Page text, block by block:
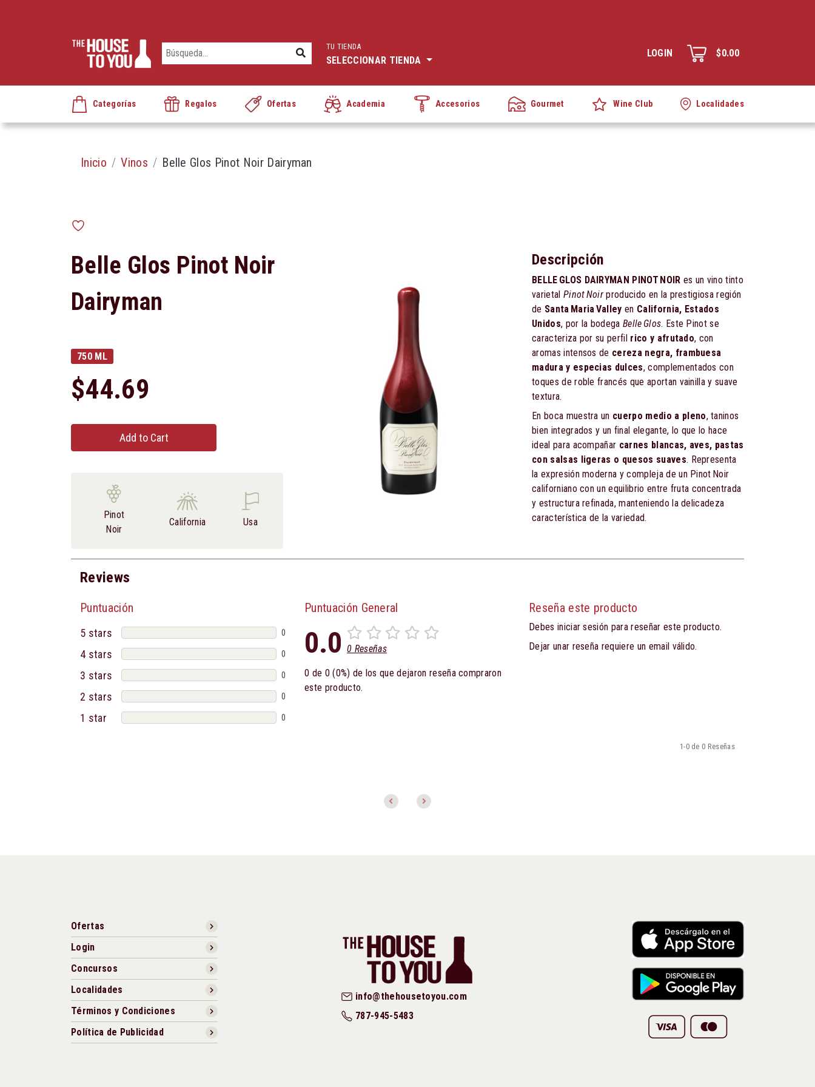
TU TIENDA
SELECCIONAR TIENDA
LOGIN $0.00
Categorías Regalos Ofertas Academia Accesorios Gourmet Wine Club Localidades
Inicio Vinos Belle Glos Pinot Noir Dairyman
Belle Glos Pinot Noir
Dairyman
750 ML
$44.69
Add to Cart
Pinot
Noir
California Usa
Descripción
BELLE GLOS DAIRYMAN PINOT NOIR es un vino tinto
varietal Pinot Noir producido en la prestigiosa región
de Santa Maria Valley en California, Estados
Unidos, por la bodegaBelle Glos. Este Pinot se
caracteriza por su perfil rico y afrutado, con
aromas intensos de cereza negra, frambuesa
madura y especias dulces, complementados con
toques de roble francés que aportan vainilla y suave
textura.
En boca muestra un cuerpo medio a pleno, taninos
bien integrados y un final elegante, lo que lo hace
ideal para acompañar carnes blancas, aves, pastas
con salsas ligeras o quesos suaves. Representa
la expresión moderna y compleja de un Pinot Noir
californiano con un equilibrio entre fruta concentrada
y estructura refinada, manteniendo la delicadeza
característica de la variedad.
Reviews
Puntuación
5 stars 0
4 stars 0
3 stars 0
2 stars 0
1 star 0
Puntuación General
0.0 0 Reseñas
0 de 0 (0%) de los que dejaron reseña compraron
este producto.
Reseña este producto
Debes iniciar sesión para reseñar este producto.
Dejar unar reseña requiere un email válido.
1-0 de 0 Reseñas
Ofertas
Login
Concursos
Localidades
Términos y Condiciones
Política de Publicidad
info@thehousetoyou.com
787-945-5483